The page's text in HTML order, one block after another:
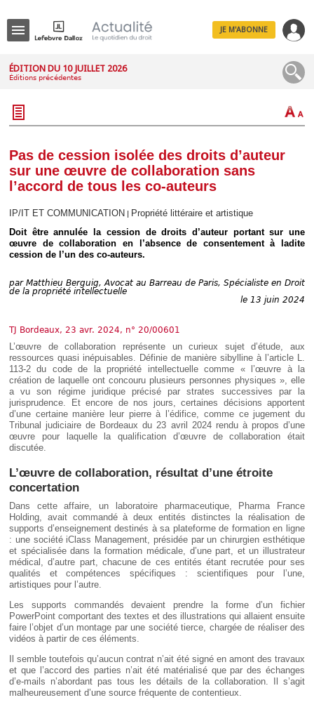
IT
JE M'ABONNE
ÉDITION DU 10 JUILLET 2026
Éditions précédentes
Pas de cession isolée des droits d’auteur
sur une œuvre de collaboration sans
l’accord de tous les co-auteurs
IP/IT ET COMMUNICATION
Propriété littéraire et artistique
Doit être annulée la cession de droits d’auteur portant sur une
œuvre de collaboration en l’absence de consentement à ladite
cession de l’un des co-auteurs.
par Matthieu Berguig, Avocat au Barreau de Paris, Spécialiste en Droit
de la propriété intellectuelle
le 13 juin 2024
TJ Bordeaux, 23 avr. 2024, n° 20/00601
L’œuvre de collaboration représente un curieux sujet d’étude, aux
ressources quasi inépuisables. Définie de manière sibylline à l’article L.
113-2 du code de la propriété intellectuelle comme « l’œuvre à la
création de laquelle ont concouru plusieurs personnes physiques », elle
a vu son régime juridique précisé par strates successives par la
jurisprudence. Et encore de nos jours, certaines décisions apportent
d’une certaine manière leur pierre à l’édifice, comme ce jugement du
Tribunal judiciaire de Bordeaux du 23 avril 2024 rendu à propos d’une
œuvre pour laquelle la qualification d’œuvre de collaboration était
discutée.
L’œuvre de collaboration, résultat d’une étroite
concertation
Dans cette affaire, un laboratoire pharmaceutique, Pharma France
Holding, avait commandé à deux entités distinctes la réalisation de
supports d’enseignement destinés à sa plateforme de formation en ligne
: une société iClass Management, présidée par un chirurgien esthétique
et spécialisée dans la formation médicale, d’une part, et un illustrateur
médical, d’autre part, chacune de ces entités étant recrutée pour ses
qualités et compétences spécifiques : scientifiques pour l’une,
artistiques pour l’autre.
Les supports commandés devaient prendre la forme d’un fichier
PowerPoint comportant des textes et des illustrations qui allaient ensuite
faire l’objet d’un montage par une société tierce, chargée de réaliser des
vidéos à partir de ces éléments.
Il semble toutefois qu’aucun contrat n’ait été signé en amont des travaux
et que l’accord des parties n’ait été matérialisé que par des échanges
d’e-mails n’abordant pas tous les détails de la collaboration. Il s’agit
malheureusement d’une source fréquente de contentieux.